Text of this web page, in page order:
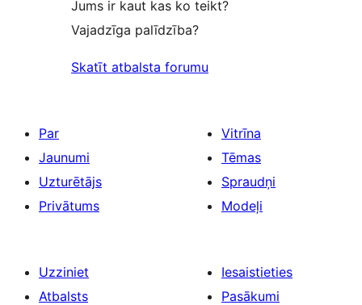
Jums ir kaut kas ko teikt?
Vajadzīga palīdzība?
Skatīt atbalsta forumu
Par
Jaunumi
Uzturētājs
Privātums
Vitrīna
Tēmas
Spraudņi
Modeļi
Uzziniet
Atbalsts
Iesaistieties
Pasākumi